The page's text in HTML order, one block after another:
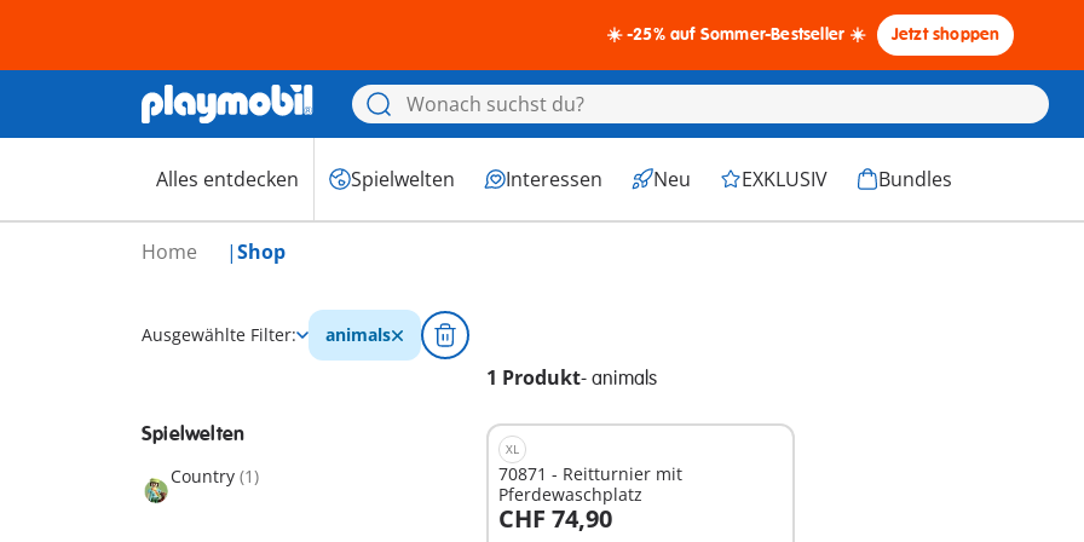
☀️ -25% auf Sommer-Bestseller ☀️ Jetzt shoppen
Alles entdecken Spielwelten Interessen Neu EXKLUSIV Bundles
Home Shop
Ausgewählte Filter: animals
1 Produkt- animals
Spielwelten
Country (1)
XL
70871 - Reitturnier mit
Pferdewaschplatz
CHF 74,90
In den Warenkorb